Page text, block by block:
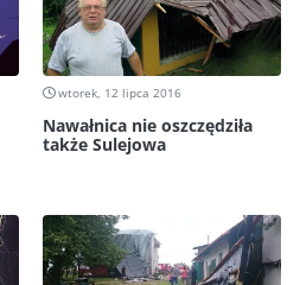
wtorek, 12 lipca 2016
Nawałnica nie oszczędziła
także Sulejowa